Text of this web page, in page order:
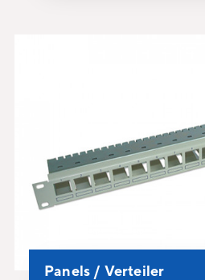
Panels / Verteiler